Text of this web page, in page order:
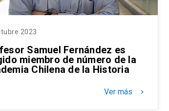
2023
Samuel Fernández es
miembro de número de la
Chilena de la Historia
Ver más keyboard_arrow_right